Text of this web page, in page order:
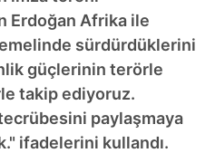
Erdoğan Afrika ile
sürdürdüklerini
güçlerinin terörle
takip ediyoruz.
paylaşmaya
ifadelerini kullandı.